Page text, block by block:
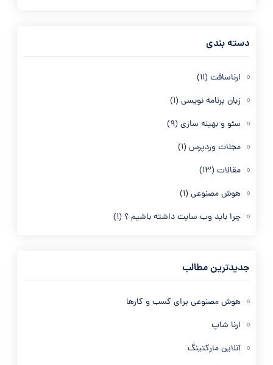
دسته بندی
ارناسافت(11)
زبان برنامه نویسی(1)
سئو و بهینه سازی(9)
مجلات وردپرس(1)
مقالات(13)
هوش مصنوعی(1)
چرا باید وب سایت داشته باشیم ؟ (1)
جدیدترین مطالب
هوش مصنوعی برای کسب و کارها
ارنا شاپ
آنلاین مارکتینگ